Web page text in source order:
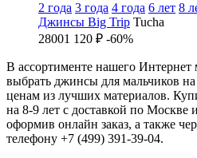
2 года 3 года 4 года 6 лет 8
Джинсы Big Trip Tucha
28001 120 ₽ -60%
В ассортименте нашего Интернет
выбрать джинсы для мальчиков
ценам из лучших материалов.
на 8-9 лет с доставкой по
оформив онлайн заказ, а также
телефону +7 (499) 391-39-04.